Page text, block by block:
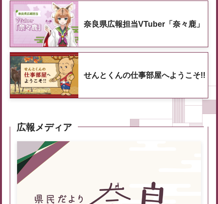
奈良県広報担当VTuber「奈々鹿」
せんとくんの仕事部屋へようこそ!!
広報メディア